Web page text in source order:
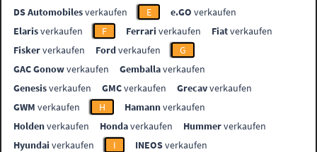
DS Automobilesverkaufen E e.GO verkaufen
Elarisverkaufen F Ferrari verkaufen Fiatverkaufen
Fiskerverkaufen Fordverkaufen
G
GAC Gonowverkaufen Gemballaverkaufen
Genesisverkaufen GMCverkaufen Grecavverkaufen
GWM verkaufen H Hamannverkaufen
Holdenverkaufen Hondaverkaufen Hummerverkaufen
Hyundai verkaufen I INEOSverkaufen